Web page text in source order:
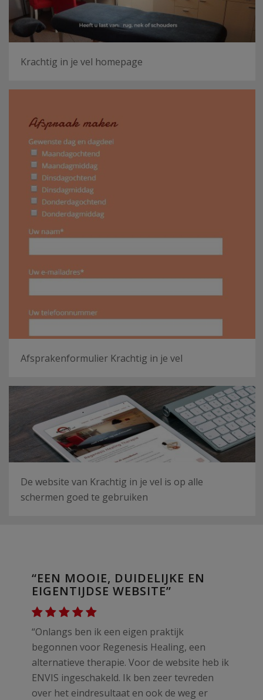
Krachtig in je vel homepage
Afsprakenformulier Krachtig in je vel
De website van Krachtig in je vel is op alle
schermen goed te gebruiken
“EEN MOOIE, DUIDELIJKE EN
EIGENTIJDSE WEBSITE”
“Onlangs ben ik een eigen praktijk
begonnen voor Regenesis Healing, een
alternatieve therapie. Voor de website heb ik
ENVIS ingeschakeld. Ik ben zeer tevreden
over het eindresultaat en ook de weg er